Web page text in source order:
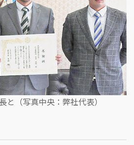
と（写真中央：弊社代表）